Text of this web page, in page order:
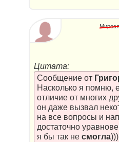
Цитата:
Сообщение от
Насколько я помню,
отличие от многих
он даже вызвал
на все вопросы и
достаточно
я бы так несмогла)))